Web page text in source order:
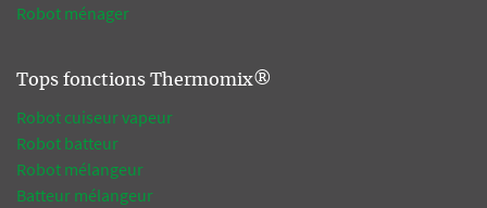
Robot ménager
Tops fonctions Thermomix®
Robot cuiseur vapeur
Robot batteur
Robot mélangeur
Batteur mélangeur